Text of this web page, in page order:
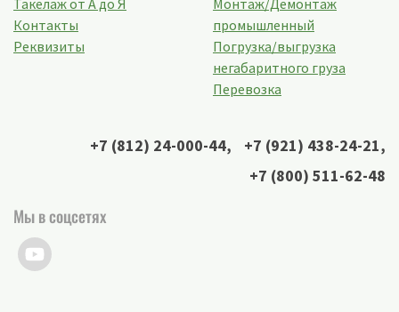
Контакты
Реквизиты
промышленный
Погрузка/выгрузка
негабаритного груза
Перевозка
+7 (812) 24-000-44, +7 (921) 438-24-21,
+7 (800) 511-62-48
Мы в соцсетях